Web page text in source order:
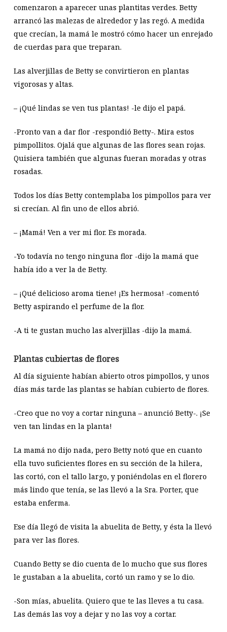
comenzaron a aparecer unas plantitas verdes. Betty
arrancó las malezas de alrededor y las regó. A medida
que crecían, la mamá le mostró cómo hacer un enrejado
de cuerdas para que treparan.
Las alverjillas de Betty se convirtieron en plantas
vigorosas y altas.
– ¡Qué lindas se ven tus plantas! -le dijo el papá.
-Pronto van a dar flor -respondió Betty-. Mira estos
pimpollitos. Ojalá que algunas de las flores sean rojas.
Quisiera también que algunas fueran moradas y otras
rosadas.
Todos los días Betty contemplaba los pimpollos para ver
si crecían. Al fin uno de ellos abrió.
– ¡Mamá! Ven a ver mi flor. Es morada.
-Yo todavía no tengo ninguna flor -dijo la mamá que
había ido a ver la de Betty.
– ¡Qué delicioso aroma tiene! ¡Es hermosa! -comentó
Betty aspirando el perfume de la flor.
-A ti te gustan mucho las alverjillas -dijo la mamá.
Plantas cubiertas de flores
Al día siguiente habían abierto otros pimpollos, y unos
días más tarde las plantas se habían cubierto de flores.
-Creo que no voy a cortar ninguna – anunció Betty-. ¡Se
ven tan lindas en la planta!
La mamá no dijo nada, pero Betty notó que en cuanto
ella tuvo suficientes flores en su sección de la hilera,
las cortó, con el tallo largo, y poniéndolas en el florero
más lindo que tenía, se las llevó a la Sra. Porter, que
estaba enferma.
Ese día llegó de visita la abuelita de Betty, y ésta la llevó
para ver las flores.
Cuando Betty se dio cuenta de lo mucho que sus flores
le gustaban a la abuelita, cortó un ramo y se lo dio.
-Son mías, abuelita. Quiero que te las lleves a tu casa.
Las demás las voy a dejar y no las voy a cortar.